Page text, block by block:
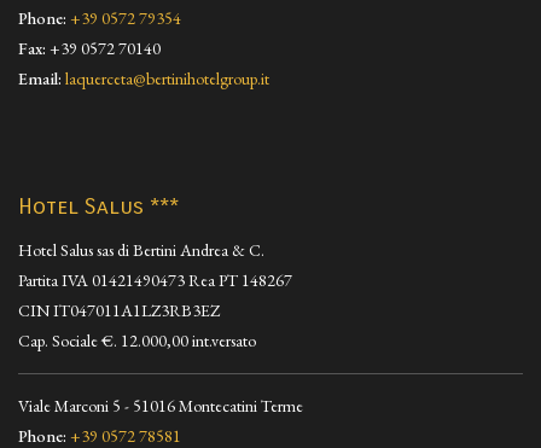
Phone: +39 0572 79354
Fax: +39 0572 70140
Email: laquerceta@bertinihotelgroup.it
Hotel Salus ***
Hotel Salus sas di Bertini Andrea & C.
Partita IVA 01421490473 Rea PT 148267
CIN IT047011A1LZ3RB3EZ
Cap. Sociale €. 12.000,00 int.versato
Viale Marconi 5 - 51016 Montecatini Terme
Phone: +39 0572 78581